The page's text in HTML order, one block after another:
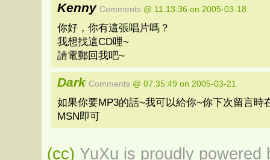
Kenny Comments @ 11:13:36 on 2005-03-18
你好，你有這張唱片嗎？
我想找這CD哩~
請電郵回我吧~
Dark Comments @ 07:35:49 on 2005-03-21
如果你要MP3的話~我可以給你~你下次留言時
MSN即可
(cc) YuXu is proudly